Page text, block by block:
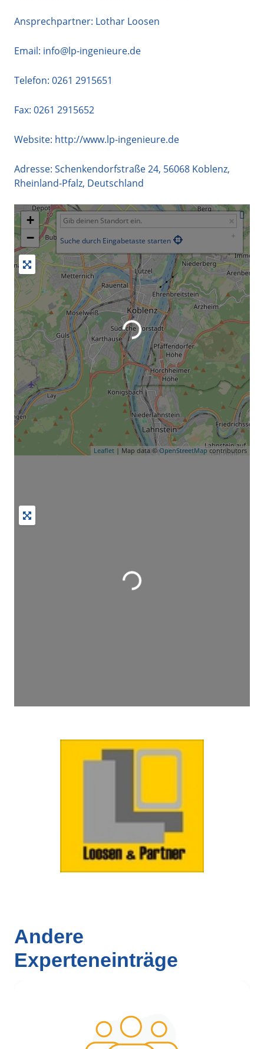
Ansprechpartner: Lothar Loosen
Email: info@lp-ingenieure.de
Telefon: 0261 2915651
Fax: 0261 2915652
Website: http://www.lp-ingenieure.de
Adresse: Schenkendorfstraße 24, 56068 Koblenz,
Rheinland-Pfalz, Deutschland
+
−
Suche durch Eingabetaste starten
Leaflet | Map data © OpenStreetMapcontributors
Wird geladen …
Andere
Experteneinträge